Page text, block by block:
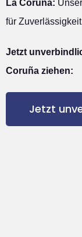
La Coruña:
für
Jetzt
Coruña ziehen:
Jetzt